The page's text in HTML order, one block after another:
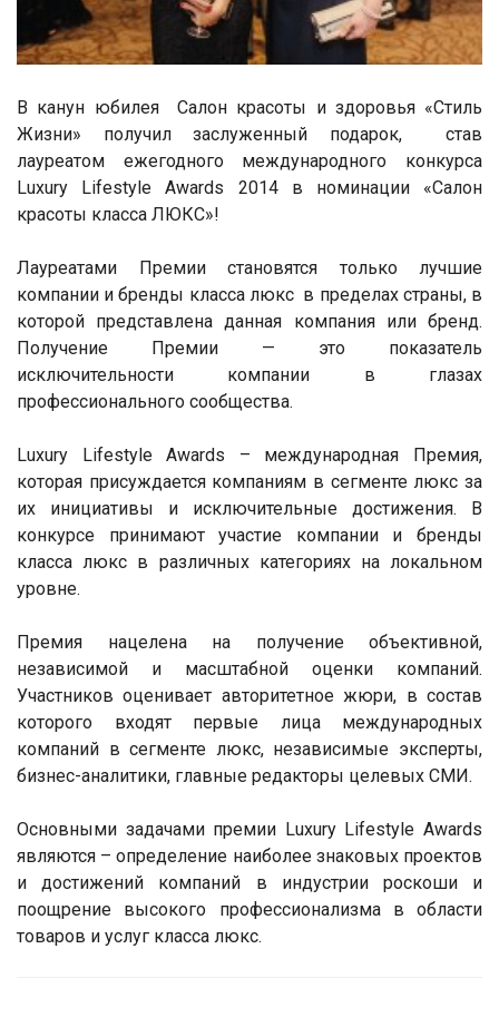
В канун юбилея Салон красоты и здоровья «Стиль
Жизни» получил заслуженный подарок, став
лауреатом ежегодного международного конкурса
Luxury Lifestyle Awards 2014 в номинации «Салон
красоты класса ЛЮКС»!
Лауреатами Премии становятся только лучшие
компании и бренды класса люкс в пределах страны, в
которой представлена данная компания или бренд.
Получение Премии — это показатель
исключительности компании в глазах
профессионального сообщества.
Luxury Lifestyle Awards – международная Премия,
которая присуждается компаниям в сегменте люкс за
их инициативы и исключительные достижения. В
конкурсе принимают участие компании и бренды
класса люкс в различных категориях на локальном
уровне.
Премия нацелена на получение объективной,
независимой и масштабной оценки компаний.
Участников оценивает авторитетное жюри, в состав
которого входят первые лица международных
компаний в сегменте люкс, независимые эксперты,
бизнес-аналитики, главные редакторы целевых СМИ.
Основными задачами премии Luxury Lifestyle Awards
являются – определение наиболее знаковых проектов
и достижений компаний в индустрии роскоши и
поощрение высокого профессионализма в области
товаров и услуг класса люкс.